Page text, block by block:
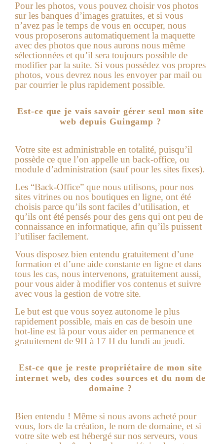
Pour les photos, vous pouvez choisir vos photos
sur les banques d’images gratuites, et si vous
n’avez pas le temps de vous en occuper, nous
vous proposerons automatiquement la maquette
avec des photos que nous aurons nous même
sélectionnées et qu’il sera toujours possible de
modifier par la suite. Si vous possédez vos propres
photos, vous devrez nous les envoyer par mail ou
par courrier le plus rapidement possible.
Est-ce que je vais savoir gérer seul mon site
web depuis Guingamp ?
Votre site est administrable en totalité, puisqu’il
possède ce que l’on appelle un back-office, ou
module d’administration (sauf pour les sites fixes).
Les “Back-Office” que nous utilisons, pour nos
sites vitrines ou nos boutiques en ligne, ont été
choisis parce qu’ils sont faciles d’utilisation, et
qu’ils ont été pensés pour des gens qui ont peu de
connaissance en informatique, afin qu’ils puissent
l’utiliser facilement.
Vous disposez bien entendu gratuitement d’une
formation et d’une aide constante en ligne et dans
tous les cas, nous intervenons, gratuitement aussi,
pour vous aider à modifier vos contenus et suivre
avec vous la gestion de votre site.
Le but est que vous soyez autonome le plus
rapidement possible, mais en cas de besoin une
hot-line est là pour vous aider en permanence et
gratuitement de 9H à 17 H du lundi au jeudi.
Est-ce que je reste propriétaire de mon site
internet web, des codes sources et du nom de
domaine ?
Bien entendu ! Même si nous avons acheté pour
vous, lors de la création, le nom de domaine, et si
votre site web est hébergé sur nos serveurs, vous